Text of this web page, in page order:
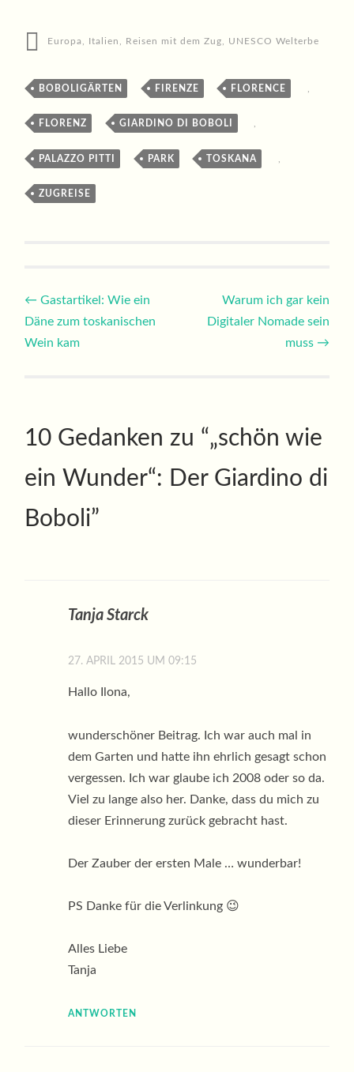
Europa , Italien , Reisen mit dem Zug, UNESCO Welterbe
BOBOLIGÄRTEN , FIRENZE , FLORENCE
FLORENZ , GIARDINO DI BOBOLI ,
PALAZZO PITTI , PARK , TOSKANA
ZUGREISE
Beitragsnavigation
← Gastartikel: Wie ein
Däne zum toskanischen
Wein kam
Warum ich gar kein
Digitaler Nomade sein
muss →
10 Gedanken zu “„schön wie
ein Wunder“: Der Giardino di
Boboli”
Tanja Starck
27. APRIL 2015 UM 09:15
Hallo Ilona,
wunderschöner Beitrag. Ich war auch mal in
dem Garten und hatte ihn ehrlich gesagt schon
vergessen. Ich war glaube ich 2008 oder so da.
Viel zu lange also her. Danke, dass du mich zu
dieser Erinnerung zurück gebracht hast.
Der Zauber der ersten Male … wunderbar!
PS Danke für die Verlinkung 😉
Alles Liebe
Tanja
ANTWORTEN